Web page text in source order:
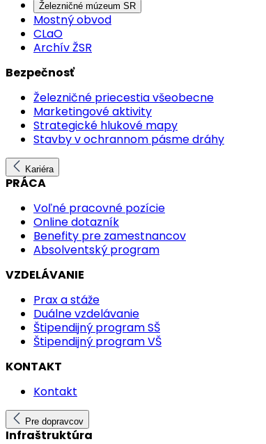
Železničné múzeum SR
Mostný obvod
CLaO
Archív ŽSR
Bezpečnosť
Železničné priecestia všeobecne
Marketingové aktivity
Strategické hlukové mapy
Stavby v ochrannom pásme dráhy
Kariéra
PRÁCA
Voľné pracovné pozície
Online dotazník
Benefity pre zamestnancov
Absolventský program
VZDELÁVANIE
Prax a stáže
Duálne vzdelávanie
Štipendijný program SŠ
Štipendijný program VŠ
KONTAKT
Kontakt
Pre dopravcov
Infraštruktúra